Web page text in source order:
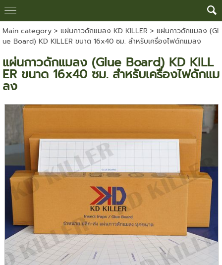
Main category> แผ่นกาวดักแมลง KD KILLER > แผ่นกาวดักแมลง (Gl
ue Board) KD KILLER ขนาด 16x40 ซม. สำหรับเครื่องไฟดักแมลง
แผ่นกาวดักแมลง (Glue Board) KD KILL
ER ขนาด 16x40 ซม. สำหรับเครื่องไฟดักแม
ลง